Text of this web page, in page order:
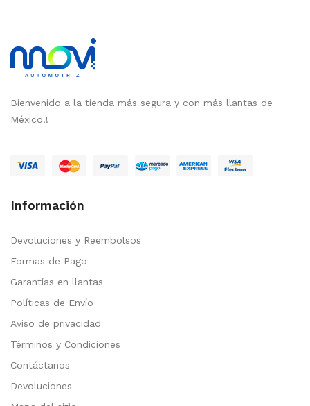
Bienvenido a la tienda más segura y con más llantas de
México!!
Información
Devoluciones y Reembolsos
Formas de Pago
Garantías en llantas
Políticas de Envío
Aviso de privacidad
Términos y Condiciones
Contáctanos
Devoluciones